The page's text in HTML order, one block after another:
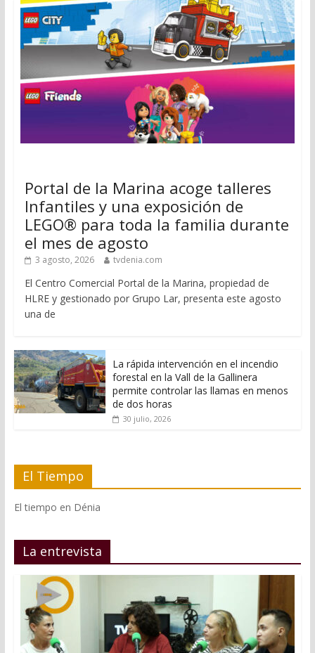
Portal de la Marina acoge talleres
Infantiles y una exposición de
LEGO® para toda la familia durante
el mes de agosto
3 agosto, 2026 tvdenia.com
El Centro Comercial Portal de la Marina, propiedad de
HLRE y gestionado por Grupo Lar, presenta este agosto
una de
La rápida intervención en el incendio
forestal en la Vall de la Gallinera
permite controlar las llamas en menos
de dos horas
30 julio, 2026
El Tiempo
El tiempo en Dénia
La entrevista